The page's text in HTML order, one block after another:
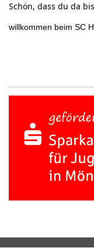
Schön, dass du da
willkommen beim SC